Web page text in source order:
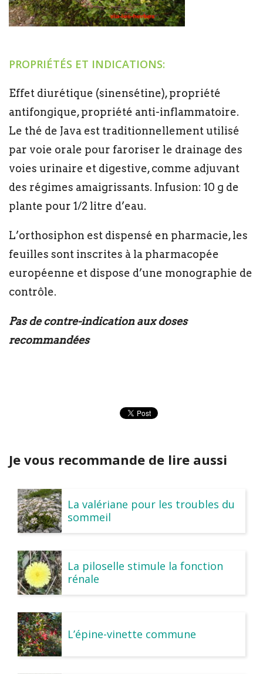
PROPRIÉTÉS ET INDICATIONS:
Effet diurétique (sinensétine), propriété
antifongique, propriété anti-inflammatoire.
Le thé de Java est traditionnellement utilisé
par voie orale pour faroriser le drainage des
voies urinaire et digestive, comme adjuvant
des régimes amaigrissants. Infusion: 10 g de
plante pour 1/2 litre d’eau.
L’orthosiphon est dispensé en pharmacie, les
feuilles sont inscrites à la pharmacopée
européenne et dispose d’une monographie de
contrôle.
Pas de contre-indication aux doses
recommandées
Je vous recommande de lire aussi
La valériane pour les troubles du
sommeil
La piloselle stimule la fonction
rénale
L’épine-vinette commune